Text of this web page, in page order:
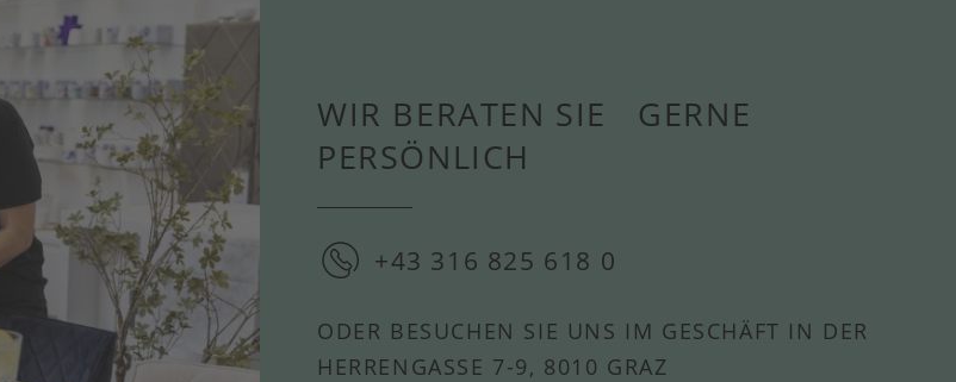
WIR BERATEN SIE GERNE
PERSÖNLICH
+43 316 825 618 0
ODER BESUCHEN SIE UNS IM GESCHÄFT IN DER
HERRENGASSE 7-9, 8010 GRAZ